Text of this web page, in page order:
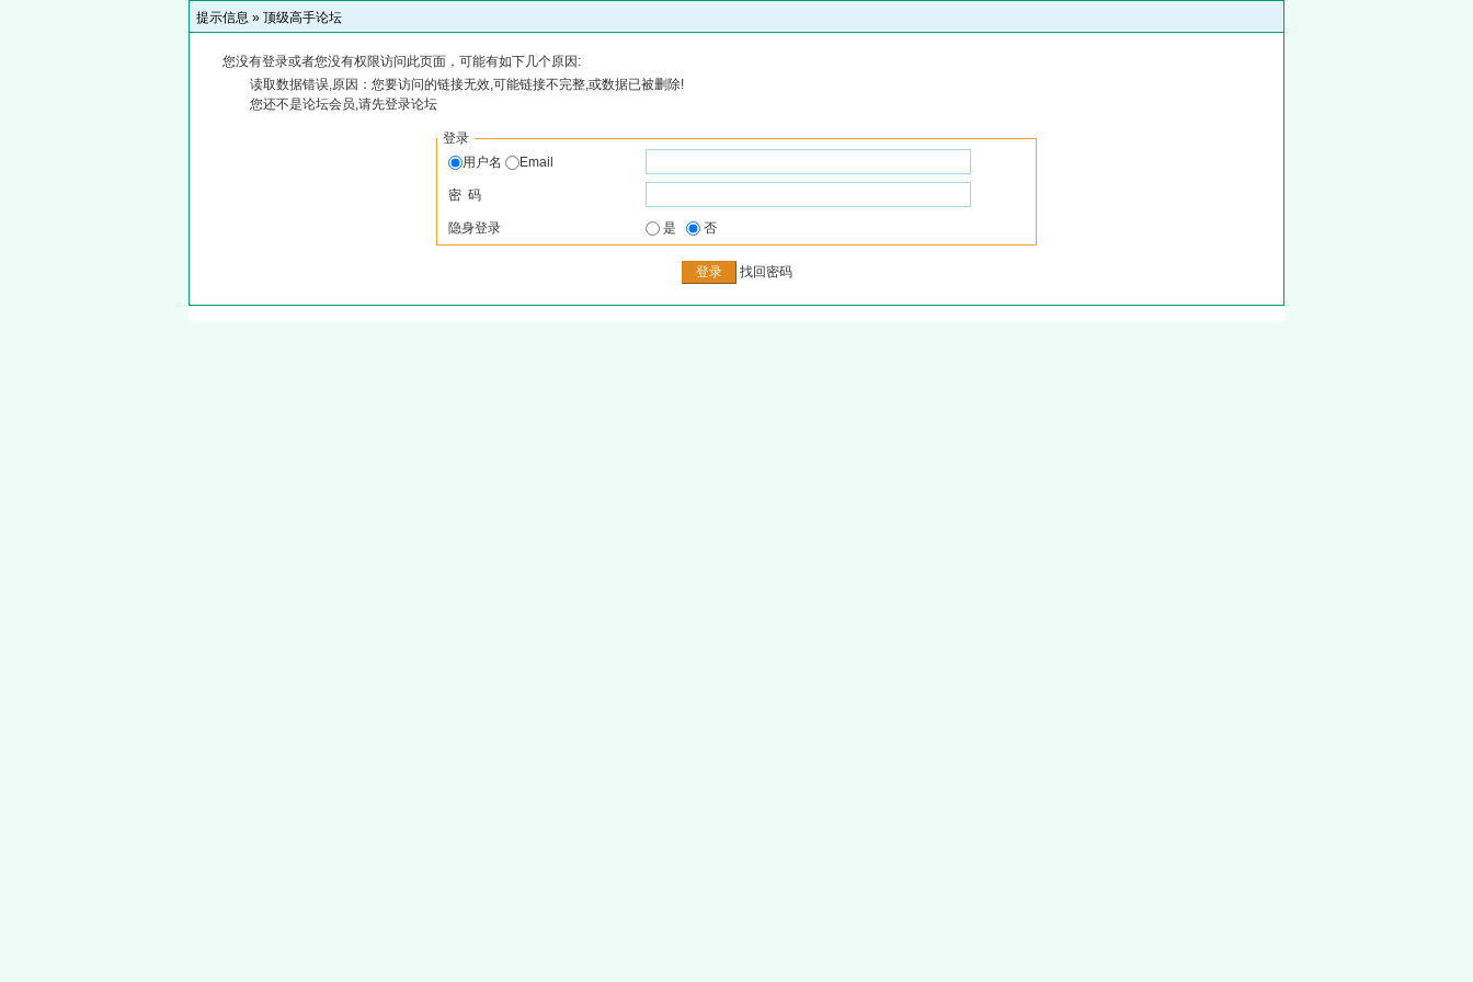
提示信息 » 顶级高手论坛
您没有登录或者您没有权限访问此页面，可能有如下几个原因:
读取数据错误,原因：您要访问的链接无效,可能链接不完整,或数据已被删除!
您还不是论坛会员,请先登录论坛
登录
用户名
Email
密 码
隐身登录 是 否
找回密码